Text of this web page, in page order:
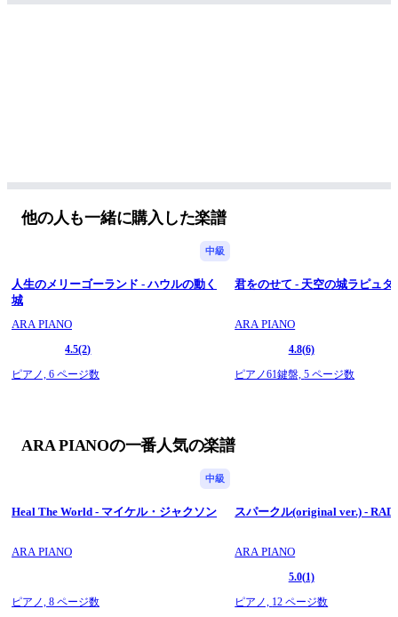
他の人も一緒に購入した楽譜
中級
人生のメリーゴーランド - ハウルの動く
城
ARA PIANO
4.5(2)
ピアノ, 6 ページ数
君をのせて - 天空の城ラピュタ
ARA PIANO
4.8(6)
ピアノ61鍵盤,5 ページ数
ARA PIANOの一番人気の楽譜
中級
Heal The World - マイケル・ジャクソン
ARA PIANO
ピアノ, 8 ページ数
スパークル(original ver.) -
ARA PIANO
5.0(1)
ピアノ, 12 ページ数